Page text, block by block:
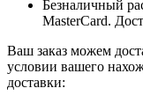
Безналичный
MasterCard.
Ваш заказ можем
условии вашего
доставки: